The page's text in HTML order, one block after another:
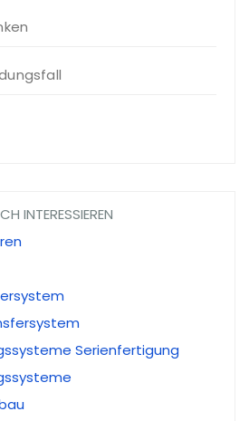
INTERESSIEREN
Serienfertigung